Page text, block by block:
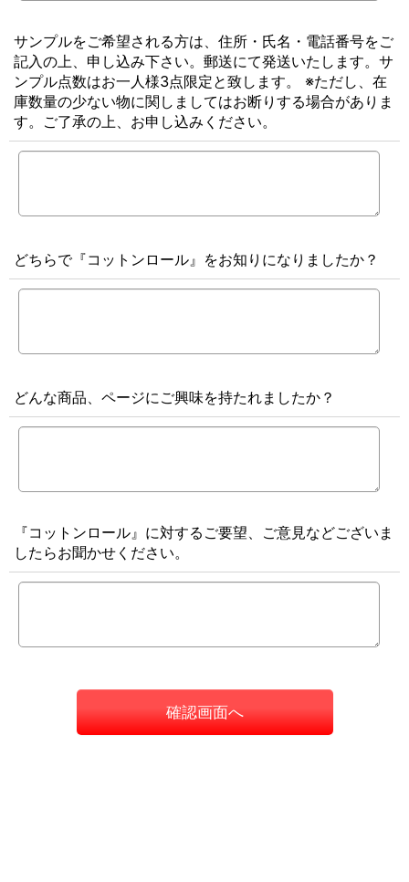
サンプルをご希望される方は、住所・氏名・電話番号をご
記入の上、申し込み下さい。郵送にて発送いたします。サ
ンプル点数はお一人様3点限定と致します。 ※ただし、在
庫数量の少ない物に関しましてはお断りする場合がありま
す。ご了承の上、お申し込みください。
どちらで『コットンロール』をお知りになりましたか？
どんな商品、ページにご興味を持たれましたか？
『コットンロール』に対するご要望、ご意見などございま
したらお聞かせください。
確認画面へ